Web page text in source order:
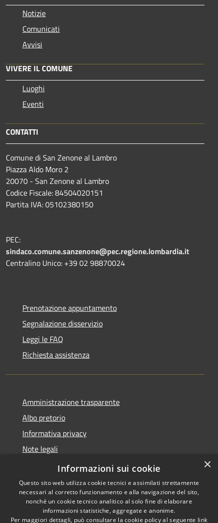
Notizie
Comunicati
Avvisi
VIVERE IL COMUNE
Luoghi
Eventi
CONTATTI
Comune di San Zenone al Lambro
Piazza Aldo Moro 2
20070 - San Zenone al Lambro
Codice Fiscale: 84504020151
Partita IVA: 05102380150
PEC:
sindaco.comune.sanzenone@pec.regione.lombardia.it
Centralino Unico: +39 02 98870024
Prenotazione appuntamento
Segnalazione disservizio
Leggi le FAQ
Richiesta assistenza
Amministrazione trasparente
Albo pretorio
Informativa privacy
Note legali
Dichiarazione di accessibilità
Copyright © 2026 • Comune di
×
Informazioni sui cookie
Questo sito web utilizza cookie tecnici e assimilati strettamente
necessari al corretto funzionamento e alla navigazione del sito,
nonché un cookie tecnico analitico al solo fine di elaborare
informazioni statistiche, aggregate e anonime.
Per maggiori dettagli, può consultare la cookie policy al seguente link